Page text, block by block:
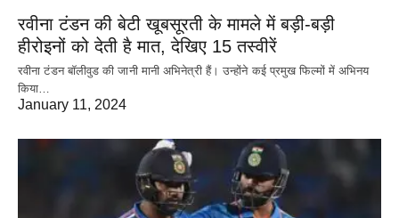
रवीना टंडन की बेटी खूबसूरती के मामले में बड़ी-बड़ी
हीरोइनों को देती है मात, देखिए 15 तस्वीरें
रवीना टंडन बॉलीवुड की जानी मानी अभिनेत्री हैं। उन्होंने कई प्रमुख फिल्मों में अभिनय
किया…
January 11, 2024